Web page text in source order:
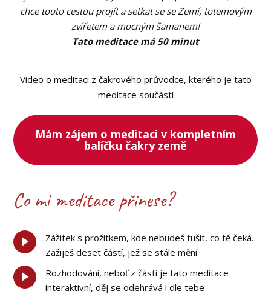
chce touto cestou projít a setkat se se Zemí, totemovým
zvířetem a mocným šamanem!
Tato meditace má 50 minut
Video o meditaci z čakrového průvodce, kterého je tato
meditace součástí
Mám zájem o meditaci v kompletním
balíčku čakry země
Co mi meditace přinese?
Zážitek s prožitkem, kde nebudeš tušit, co tě čeká.
Zažiješ deset částí, jež se stále mění
Rozhodování, neboť z části je tato meditace
interaktivní, děj se odehrává i dle tebe